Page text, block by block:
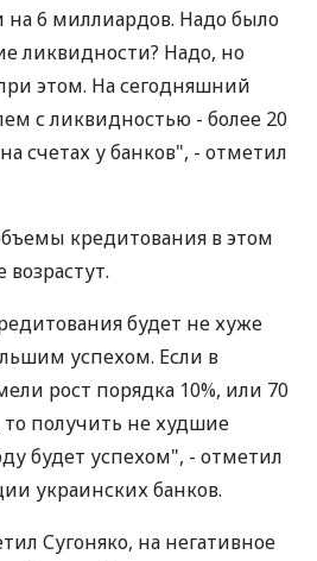
на 6 миллиардов. Надо было
ликвидности? Надо, но
этом. На сегодняшний
с ликвидностью - более 20
счетах у банков", - отметил
кредитования в этом
будет не хуже
успехом. Если в
рост порядка 10%, или 70
получить не худшие
будет успехом", - отметил
украинских банков.
Сугоняко, на негативное